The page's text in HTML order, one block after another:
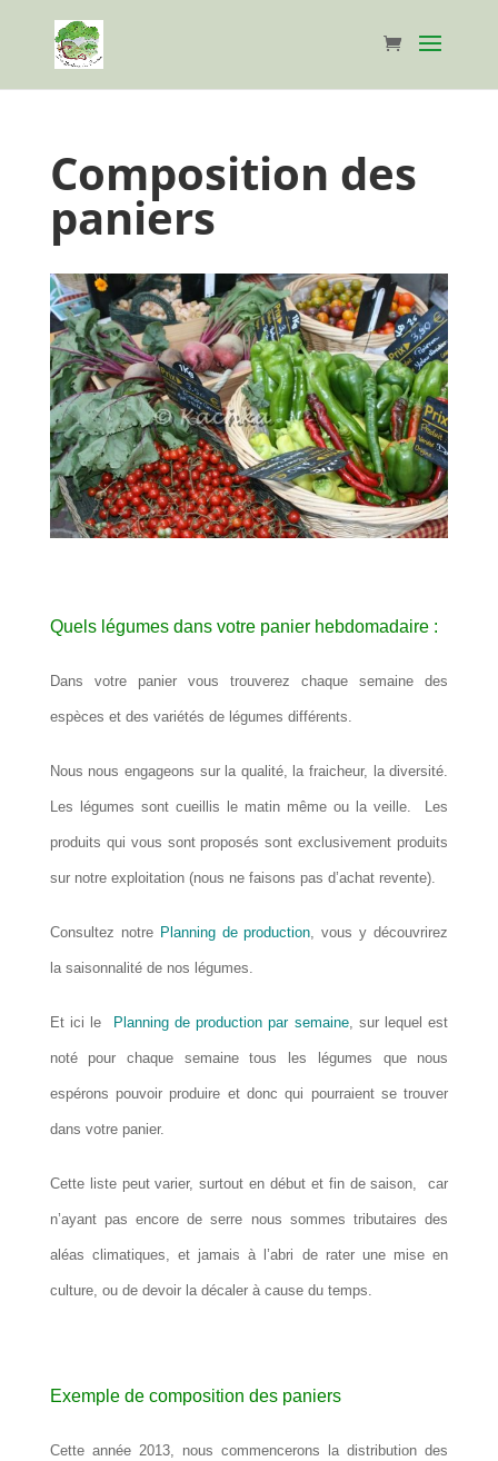
Composition des
paniers
Quels légumes dans votre panier hebdomadaire :
Dans votre panier vous trouverez chaque semaine des
espèces et des variétés de légumes différents.
Nous nous engageons sur la qualité, la fraicheur, la diversité.
Les légumes sont cueillis le matin même ou la veille. Les
produits qui vous sont proposés sont exclusivement produits
sur notre exploitation (nous ne faisons pas d’achat revente).
Consultez notre Planning de production, vous y découvrirez
la saisonnalité de nos légumes.
Et ici le Planning de production par semaine, sur lequel est
noté pour chaque semaine tous les légumes que nous
espérons pouvoir produire et donc qui pourraient se trouver
dans votre panier.
Cette liste peut varier, surtout en début et fin de saison, car
n’ayant pas encore de serre nous sommes tributaires des
aléas climatiques, et jamais à l’abri de rater une mise en
culture, ou de devoir la décaler à cause du temps.
Exemple de composition des paniers
Cette année 2013, nous commencerons la distribution des